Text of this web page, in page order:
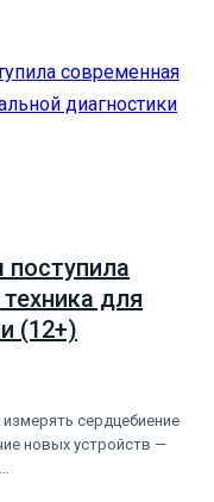
для
(12+)
сердцебиение
новых устройств —